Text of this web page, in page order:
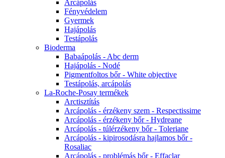
Arcápolás
Fényvédelem
Gyermek
Hajápolás
Testápolás
Bioderma
Babaápolás - Abc derm
Hajápolás - Nodé
Pigmentfoltos bőr - White objective
Testápolás, arcápolás
La-Roche-Posay termékek
Arctisztítás
Arcápolás - érzékeny szem - Respectissime
Arcápolás - érzékeny bőr - Hydreane
Arcápolás - túlérzékeny bőr - Toleriane
Arcápolás - kipirosodásra hajlamos bőr -
Rosaliac
Arcápolás - problémás bőr - Effaclar